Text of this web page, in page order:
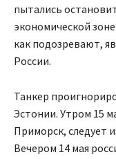
пытались
экономической
как подозревают,
России.
Танкер
Эстонии. Утром 15
Приморск, следует
Вечером 14 мая